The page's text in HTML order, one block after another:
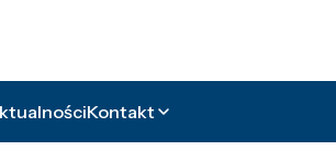
Kontakt